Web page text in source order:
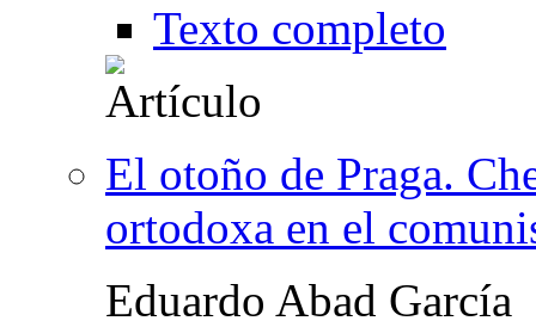
Texto completo
El otoño de Praga.
ortodoxa en el
Eduardo Abad García